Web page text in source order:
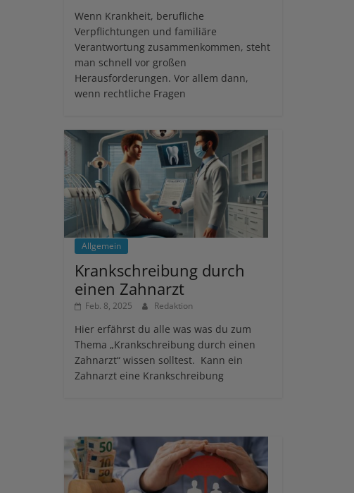
Wenn Krankheit, berufliche
Verpflichtungen und familiäre
Verantwortung zusammenkommen, steht
man schnell vor großen
Herausforderungen. Vor allem dann,
wenn rechtliche Fragen
Allgemein
Krankschreibung durch
einen Zahnarzt
Feb. 8, 2025 Redaktion
Hier erfährst du alle was was du zum
Thema „Krankschreibung durch einen
Zahnarzt“ wissen solltest. Kann ein
Zahnarzt eine Krankschreibung